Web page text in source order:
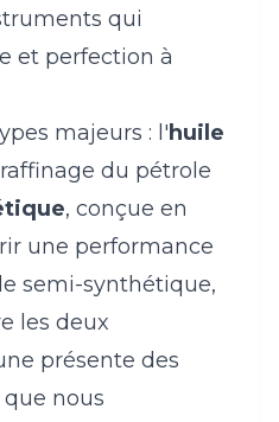
qui
et perfection à
majeurs : l'huile
du pétrole
, conçue en
une performance
semi-synthétique,
les deux
présente des
nous